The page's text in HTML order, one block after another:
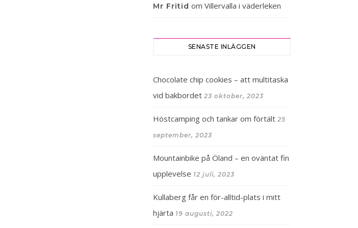
Mr Fritid om Villervalla i väderleken
SENASTE INLÄGGEN
Chocolate chip cookies – att multitaska
vid bakbordet 23 oktober, 2023
Höstcamping och tankar om förtält 25
september, 2023
Mountainbike på Öland – en oväntat fin
upplevelse 12 juli, 2023
Kullaberg får en för-alltid-plats i mitt
hjärta 19 augusti, 2022